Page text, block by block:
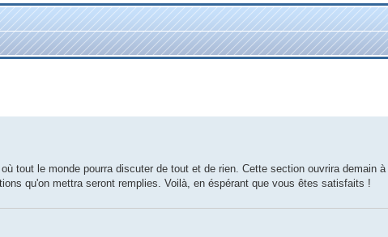
où tout le monde pourra discuter de tout et de rien. Cette section ouvrira demain à
qu'on mettra seront remplies. Voilà, en éspérant que vous êtes satisfaits !